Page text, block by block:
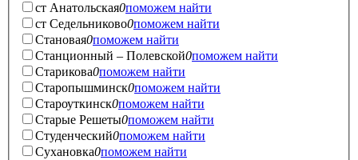
ст Анатольская0поможем найти
ст Седельниково0поможем найти
Становая0поможем найти
Станционный – Полевской0поможем найти
Старикова0поможем найти
Старопышминск0поможем найти
Староуткинск0поможем найти
Старые Решеты0поможем найти
Студенческий0поможем найти
Сухановка0поможем найти